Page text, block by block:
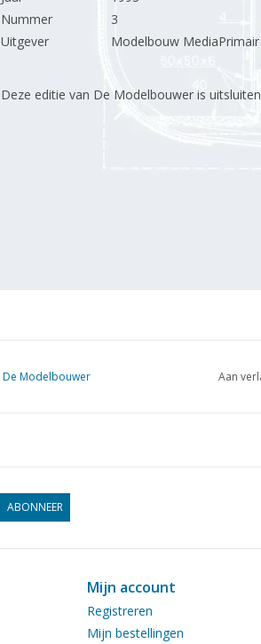
Nummer
3
Uitgever
Modelbouw MediaPrimair
Deze editie van De Modelbouwer is
De Modelbouwer Aan
ABONNEER
Mijn account
Registreren
Mijn bestellingen